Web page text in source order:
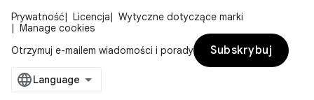
Prywatność Licencja
Wytyczne dotyczące marki
Manage cookies
Otrzymuj e-mailem wiadomości i porady
Subskrybuj